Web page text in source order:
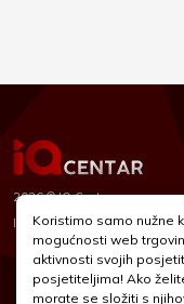
2026 © IQ Centar
Izrada:Nubilus
Koristimo samo nužne
mogućnosti web
aktivnosti svojih
posjetiteljima! Ako
morate se složiti s